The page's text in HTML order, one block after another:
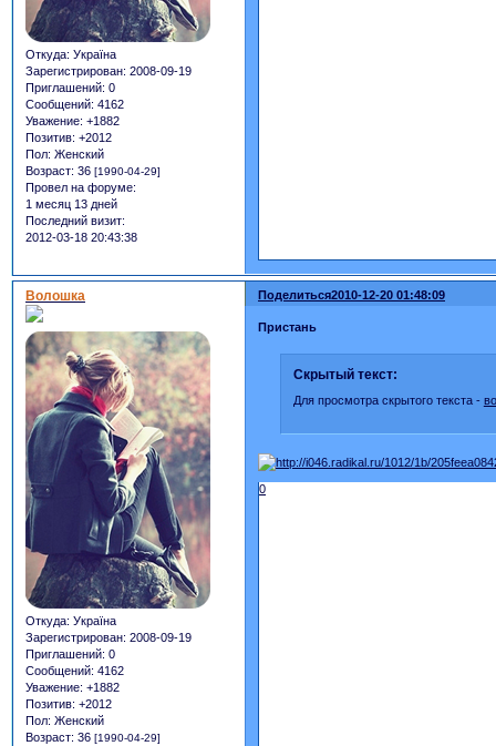
Откуда: Україна
Зарегистрирован: 2008-09-19
Приглашений: 0
Сообщений: 4162
Уважение: +1882
Позитив: +2012
Пол: Женский
Возраст: 36 [1990-04-29]
Провел на форуме:
1 месяц 13 дней
Последний визит:
2012-03-18 20:43:38
Поделиться2010-12-20 01:48:09
Волошка
Откуда: Україна
Зарегистрирован: 2008-09-19
Приглашений: 0
Сообщений: 4162
Уважение: +1882
Позитив: +2012
Пол: Женский
Возраст: 36 [1990-04-29]
Пристань
Скрытый текст:
Для просмотра скрытого текста -
0